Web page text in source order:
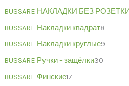
BUSSARE НАКЛАДКИ БЕЗ РОЗЕТКИ
BUSSARE Накладки квадрат8
BUSSARE Накладки круглые9
BUSSARE Ручки – защёлки30
BUSSARE Финские17